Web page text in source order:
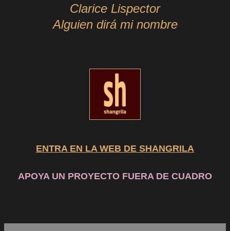
Clarice Lispector
Alguien dirá mi nombre
ENTRA EN LA WEB DE SHANGRILA
APOYA UN PROYECTO FUERA DE CUADRO